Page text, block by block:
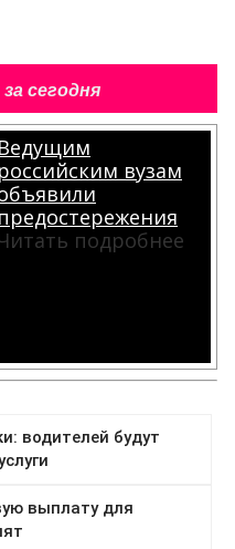
сегодня
Ведущим
российским вузам
предостережения
подробнее